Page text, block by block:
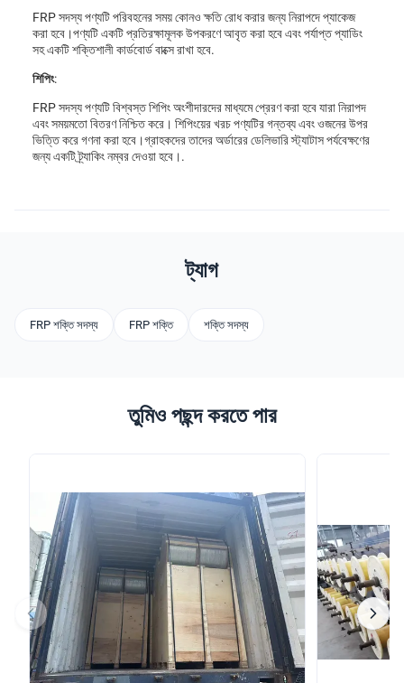
FRP সদস্য পণ্যটি পরিবহনের সময় কোনও ক্ষতি রোধ করার জন্য নিরাপদে প্যাকেজ
করা হবে।পণ্যটি একটি প্রতিরক্ষামূলক উপকরণে আবৃত করা হবে এবং পর্যাপ্ত প্যাডিং
সহ একটি শক্তিশালী কার্ডবোর্ড বাক্সে রাখা হবে.
শিপিং:
FRP সদস্য পণ্যটি বিশ্বস্ত শিপিং অংশীদারদের মাধ্যমে প্রেরণ করা হবে যারা নিরাপদ
এবং সময়মতো বিতরণ নিশ্চিত করে। শিপিংয়ের খরচ পণ্যটির গন্তব্য এবং ওজনের উপর
ভিত্তি করে গণনা করা হবে।গ্রাহকদের তাদের অর্ডারের ডেলিভারি স্ট্যাটাস পর্যবেক্ষণের
জন্য একটি ট্র্যাকিং নম্বর দেওয়া হবে।.
ট্যাগ
FRP শক্তি সদস্য FRP শক্তি শক্তি সদস্য
তুমিও পছন্দ করতে পার